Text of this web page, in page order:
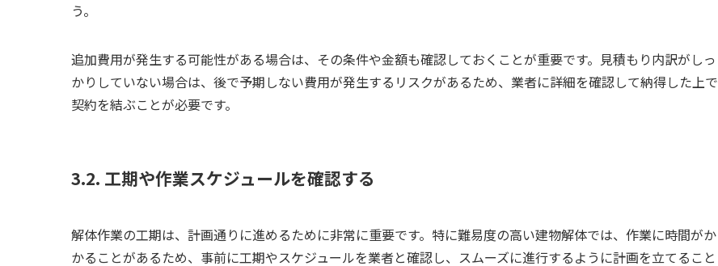
う。
追加費用が発生する可能性がある場合は、その条件や金額も確認しておくことが重要です。見積もり内訳がしっ
かりしていない場合は、後で予期しない費用が発生するリスクがあるため、業者に詳細を確認して納得した上で
契約を結ぶことが必要です。
3.2. 工期や作業スケジュールを確認する
解体作業の工期は、計画通りに進めるために非常に重要です。特に難易度の高い建物解体では、作業に時間がか
かることがあるため、事前に工期やスケジュールを業者と確認し、スムーズに進行するように計画を立てること